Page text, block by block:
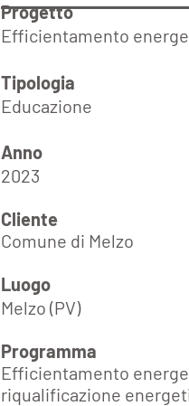
Progetto
Efficientamento
Tipologia
Educazione
Anno
2023
Cliente
Comune di Melzo
Luogo
Melzo (PV)
​Programma
Efficientamento
riqualificazione